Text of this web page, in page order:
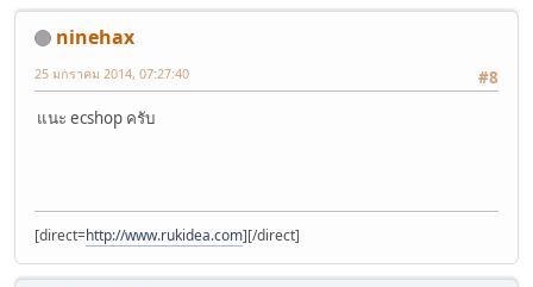
ninehax
#8
25 มกราคม 2014, 07:27:40
แนะ ecshop ครับ
[direct=http://www.rukidea.com][/direct]